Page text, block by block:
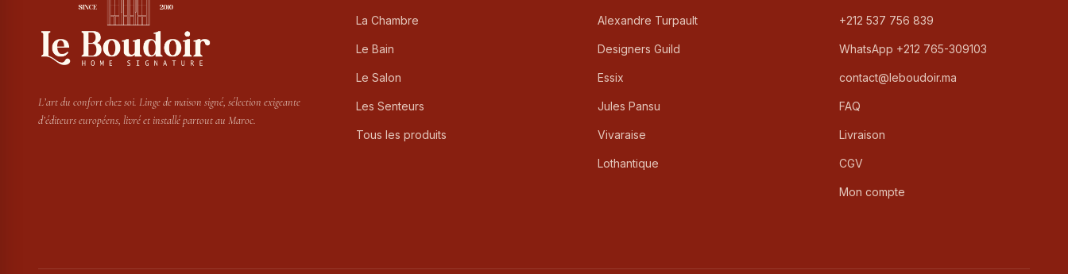
L’art du confort chez soi. Linge de maison signé, sélection exigeante
d’éditeurs européens, livré et installé partout au Maroc.
La Chambre
Le Bain
Le Salon
Les Senteurs
Tous les produits
Alexandre Turpault
Designers Guild
Essix
Jules Pansu
Vivaraise
Lothantique
+212 537 756 839
WhatsApp +212 765-309103
contact@leboudoir.ma
FAQ
Livraison
CGV
Mon compte